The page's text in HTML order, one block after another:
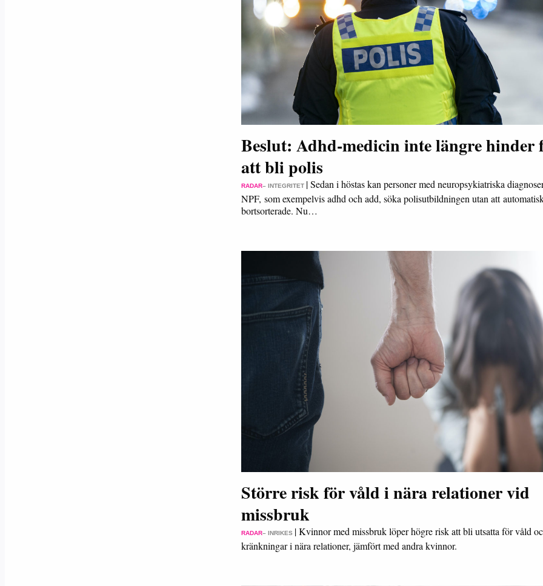
Beslut: Adhd-medicin inte längre hinder
att bli polis
RADAR– INTEGRITET |Sedan i höstas kan personer med neuropsykiatriska
NPF, som exempelvis adhd och add, söka polisutbildningen utan att
bortsorterade. Nu…
Större risk för våld i nära relationer vid
missbruk
RADAR– INRIKES |Kvinnor med missbruk löper högre risk att bli utsatta för våld
kränkningar i nära relationer, jämfört med andra kvinnor.